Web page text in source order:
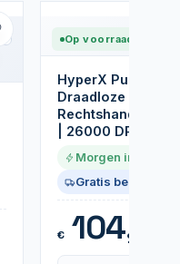
Op voorraad
HyperX Pulsefire
Draadloze
Rechtshandig |
| 26000 DPI |
Morgen in huis
Gratis bezorgd
€104,99